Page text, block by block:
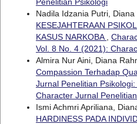
Nadila Idzania Putri, Diana
KESEJAHTERAAN
KASUS NARKOBA
Vol. 8 No. 4 (2021):
Almira Nur Aini, Diana
Compassion Terhadap
Jurnal Penelitian
Character Jurnal
Ismi Achmri Apriliana,
HARDINESS PADA